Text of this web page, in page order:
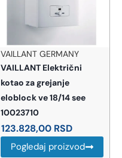
VAILLANT GERMANY
VAILLANT Električni
kotao za grejanje
eloblock ve 18/14 see
10023710
123.828,00 RSD
Pogledaj proizvod